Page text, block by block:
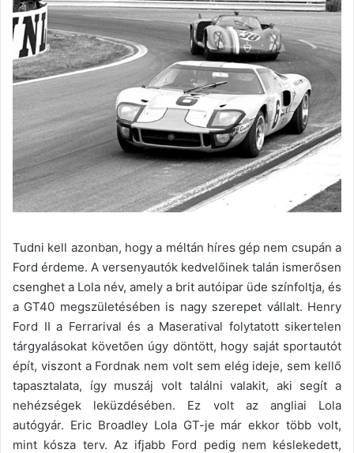
Tudni kell azonban, hogy a méltán híres gép nem csupán a
Ford érdeme. A versenyautók kedvelőinek talán ismerősen
csenghet a Lola név, amely a brit autóipar üde színfoltja, és
a GT40 megszületésében is nagy szerepet vállalt. Henry
Ford II a Ferrarival és a Maseratival folytatott sikertelen
tárgyalásokat követően úgy döntött, hogy saját sportautót
épít, viszont a Fordnak nem volt sem elég ideje, sem kellő
tapasztalata, így muszáj volt találni valakit, aki segít a
nehézségek leküzdésében. Ez volt az angliai Lola
autógyár. Eric Broadley Lola GT-je már ekkor több volt,
mint kósza terv. Az ifjabb Ford pedig nem késlekedett,